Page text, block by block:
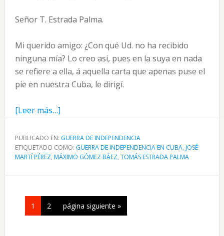
Señor T. Estrada Palma.
Mi querido amigo: ¿Con qué Ud. no ha recibido
ninguna mía? Lo creo así, pues en la suya en nada
se refiere a ella, á aquella carta que apenas puse el
pie en nuestra Cuba, le dirigí.
[Leer más…]acerca
Carta
de
Máximo
Gómez
Estrada
Palma
PUBLICADO EN: GUERRA DE INDEPENDENCIA
ETIQUETADO COMO: GUERRA DE INDEPENDENCIA EN CUBA, JOSÉ
MARTÍ PÉREZ, MÁXIMO GÓMEZ BÁEZ, TOMÁS ESTRADA PALMA
Página
1 Página
2
Ir
a
página siguiente »